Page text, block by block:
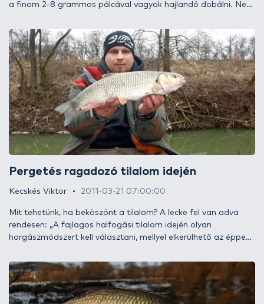
a finom 2-8 grammos pálcával vagyok hajlandó dobálni. Nem
terelnem. Kicsit szeretnélek elkalauzolni benneteket az ultra
light jigelés világába.
Pergetés ragadozó tilalom idején
Kecskés Viktor 2011-03-21 07:00:00
Mit tehetünk, ha beköszönt a tilalom? A lecke fel van adva
rendesen: „A fajlagos halfogási tilalom idején olyan
horgászmódszert kell választani, mellyel elkerülhető az éppen
megoldás, ha ilyenkor nem a ragadozókat vesszük üldözőbe.
Azért egy vérbeli pergető horgásznak hosszú távon nem
csillapíthatja szomját az egy helyben ücsörgés. Mondhatjuk,
hogy éppen sügérre horgászunk, miközben tudjuk jól, nem